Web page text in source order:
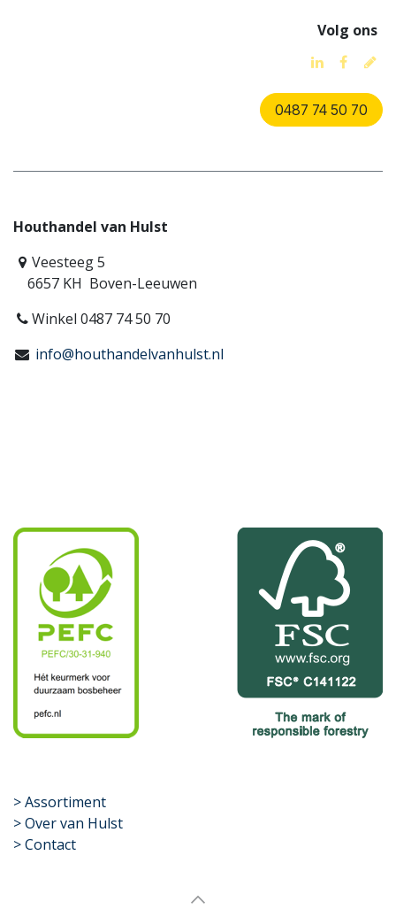
Volg ons
0487 74 50 70
Houthandel van Hulst
Veesteeg 5
6657 KH Boven-Leeuwen
Winkel 0487 74 50 70
info@houthandelvanhulst.nl
​>Assortiment
> Over van Hulst
> Contact